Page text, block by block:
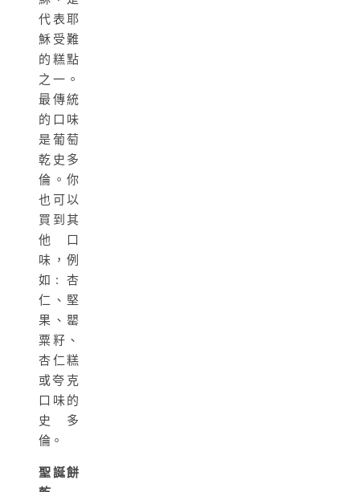
代表耶
穌受難
的糕點
之一。
最傳統
的口味
是葡萄
乾史多
倫。你
也可以
買到其
他口
味，例
如: 杏
仁、堅
果、罌
粟籽、
杏仁糕
或夸​​克
口味的
史多
倫。
聖誕餅